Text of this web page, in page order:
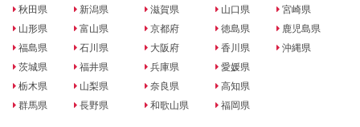
秋田県
山形県
福島県
茨城県
栃木県
群馬県
新潟県
富山県
石川県
福井県
山梨県
長野県
滋賀県
京都府
大阪府
兵庫県
奈良県
和歌山県
山口県
徳島県
香川県
愛媛県
高知県
福岡県
宮崎県
鹿児島県
沖縄県